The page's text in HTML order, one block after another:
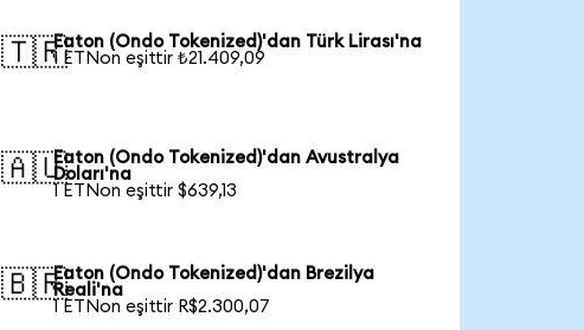
🇹🇷Eaton (Ondo Tokenized)'dan Türk Lirası'na
1 ETNon eşittir ₺21.409,09
🇦🇺Eaton (Ondo Tokenized)'dan Avustralya
Doları'na
1 ETNon eşittir $639,13
🇧🇷Eaton (Ondo Tokenized)'dan Brezilya
Reali'na
1 ETNon eşittir R$2.300,07